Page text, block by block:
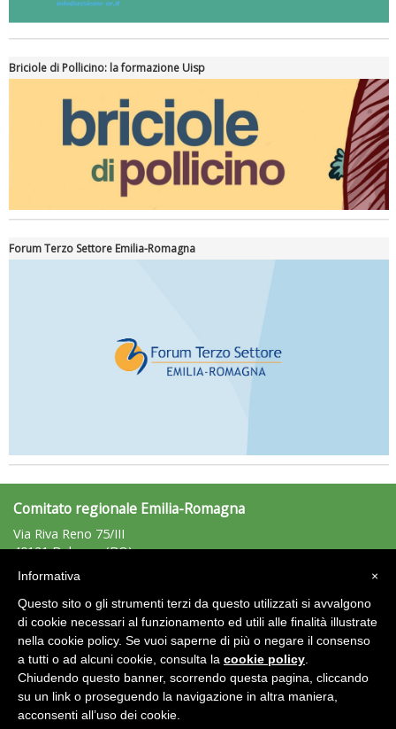
Briciole di Pollicino: la formazione Uisp
Forum Terzo Settore Emilia-Romagna
Comitato regionale Emilia-Romagna
Via Riva Reno 75/III
40121 Bologna (BO)
Tel: 051/225881 - Fax: 051/225203
C.F.: 92011680375
Area Riservata 2.0
×
Informativa
Questo sito o gli strumenti terzi da questo utilizzati si avvalgono
di cookie necessari al funzionamento ed utili alle finalità illustrate
nella cookie policy. Se vuoi saperne di più o negare il consenso
a tutti o ad alcuni cookie, consulta la cookie policy
Chiudendo questo banner, scorrendo questa pagina, cliccando
su un link o proseguendo la navigazione in altra maniera,
acconsenti all’uso dei cookie.